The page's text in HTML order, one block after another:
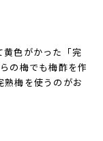
色がかった「完
の梅でも梅酢を作
梅を使うのがお